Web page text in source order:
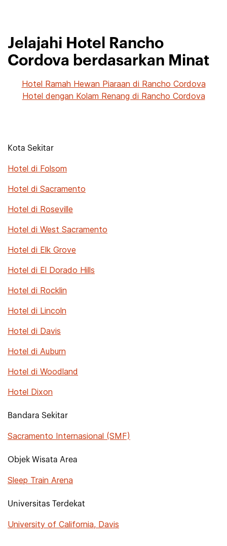
Jelajahi Hotel Rancho
Cordova berdasarkan Minat
Hotel Ramah Hewan Piaraan di Rancho Cordova
Hotel dengan Kolam Renang di Rancho Cordova
Kota Sekitar
Hotel di Folsom
Hotel di Sacramento
Hotel di Roseville
Hotel di West Sacramento
Hotel di Elk Grove
Hotel di El Dorado Hills
Hotel di Rocklin
Hotel di Lincoln
Hotel di Davis
Hotel di Auburn
Hotel di Woodland
Hotel Dixon
Bandara Sekitar
Sacramento Internasional (SMF)
Objek Wisata Area
Sleep Train Arena
Universitas Terdekat
University of California, Davis